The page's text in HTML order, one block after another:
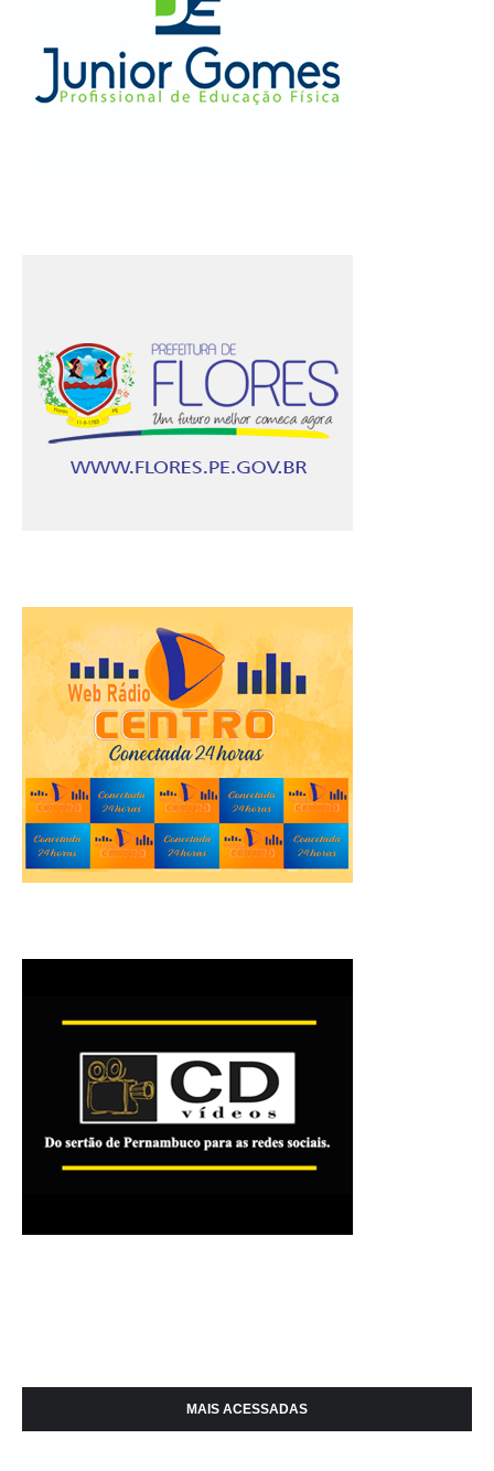
MAIS ACESSADAS